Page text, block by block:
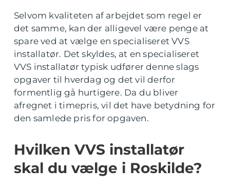
Selvom kvaliteten af arbejdet som regel er
det samme, kan der alligevel være penge at
spare ved at vælge en specialiseret VVS
installatør. Det skyldes, at en specialiseret
VVS installatør typisk udfører denne slags
opgaver til hverdag og det vil derfor
formentlig gå hurtigere. Da du bliver
afregnet i timepris, vil det have betydning for
den samlede pris for opgaven.
Hvilken VVS installatør
skal du vælge i Roskilde?